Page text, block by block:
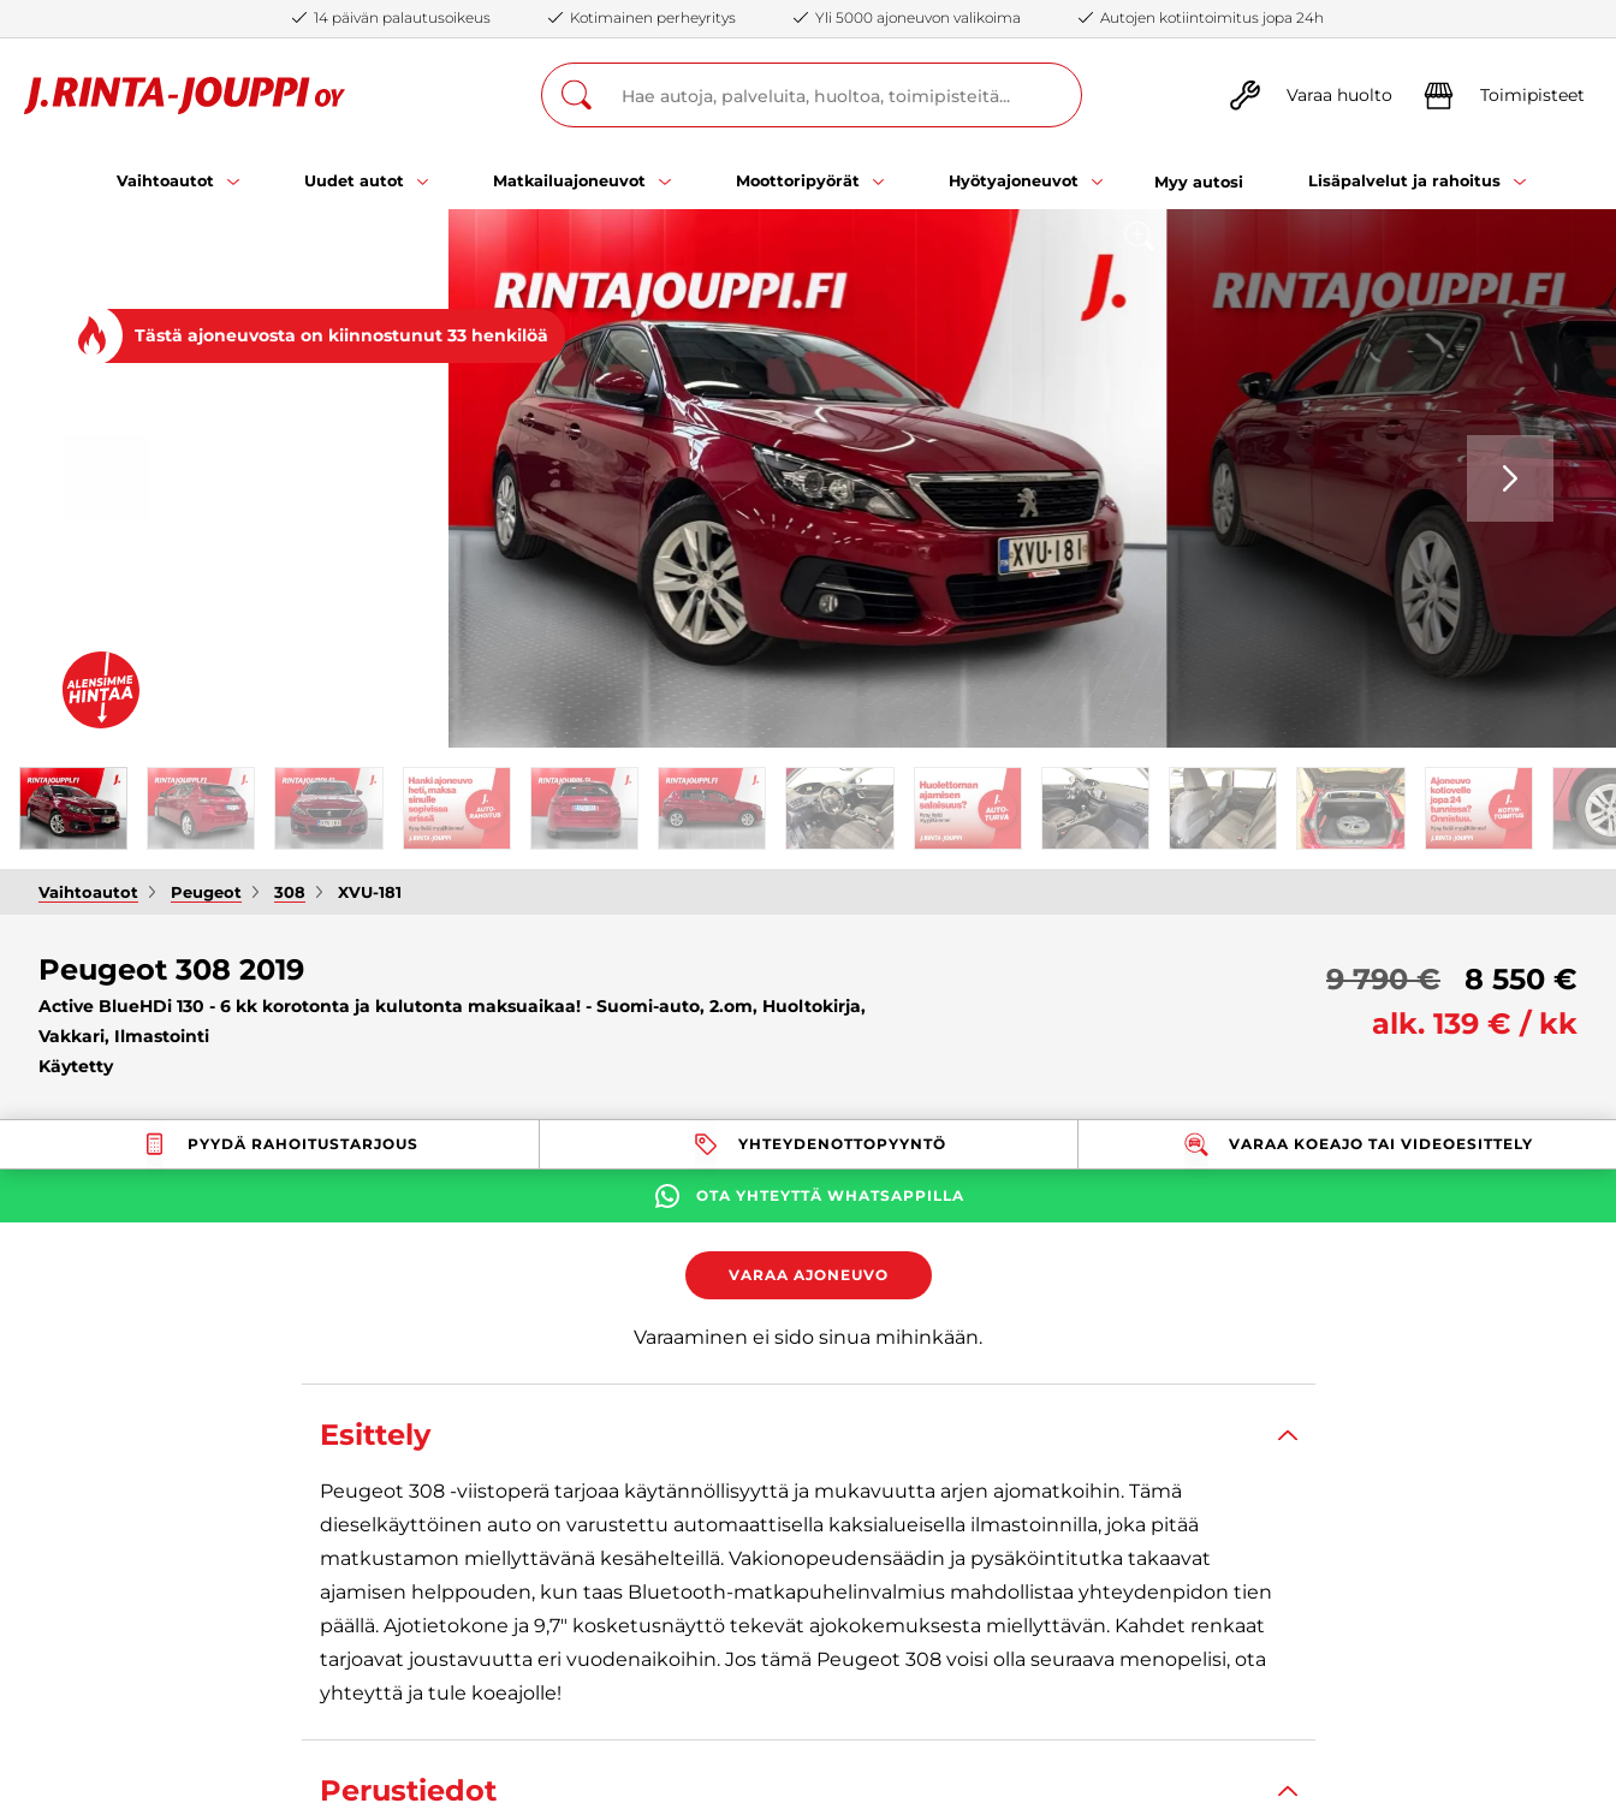
14 päivän palautusoikeus Kotimainen perheyritys Yli 5000 ajoneuvon valikoima Autojen kotiintoimitus jopa 24h
Varaa huolto Toimipisteet
Vaihtoautot Uudet autot Matkailuajoneuvot Moottoripyörät Hyötyajoneuvot Myy autosi Lisäpalvelut ja rahoitus
SEURAAVA
Tästä ajoneuvosta on kiinnostunut 33 henkilöä
Vaihtoautot Peugeot 308 XVU-181
Peugeot 308 2019
Active BlueHDi 130 - 6 kk korotonta ja kulutonta maksuaikaa! - Suomi-auto, 2.om, Huoltokirja,
Vakkari, Ilmastointi
Käytetty
9 790 €
8 550 €
alk. 139 € / kk
PYYDÄ RAHOITUSTARJOUS YHTEYDENOTTOPYYNTÖ VARAA KOEAJO TAI VIDEOESITTELY
OTA YHTEYTTÄ WHATSAPPILLA
VARAA AJONEUVO
Varaaminen ei sido sinua mihinkään.
Esittely
Peugeot 308 -viistoperä tarjoaa käytännöllisyyttä ja mukavuutta arjen ajomatkoihin. Tämä
dieselkäyttöinen auto on varustettu automaattisella kaksialueisella ilmastoinnilla, joka pitää
matkustamon miellyttävänä kesähelteillä. Vakionopeudensäädin ja pysäköintitutka takaavat
ajamisen helppouden, kun taas Bluetooth-matkapuhelinvalmius mahdollistaa yhteydenpidon tien
päällä. Ajotietokone ja 9,7" kosketusnäyttö tekevät ajokokemuksesta miellyttävän. Kahdet renkaat
tarjoavat joustavuutta eri vuodenaikoihin. Jos tämä Peugeot 308 voisi olla seuraava menopelisi, ota
yhteyttä ja tule koeajolle!
Perustiedot